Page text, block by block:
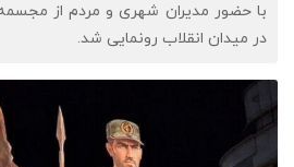
با حضور مدیران شهری و مردم از مجسمه
در میدان انقلاب رونمایی شد.